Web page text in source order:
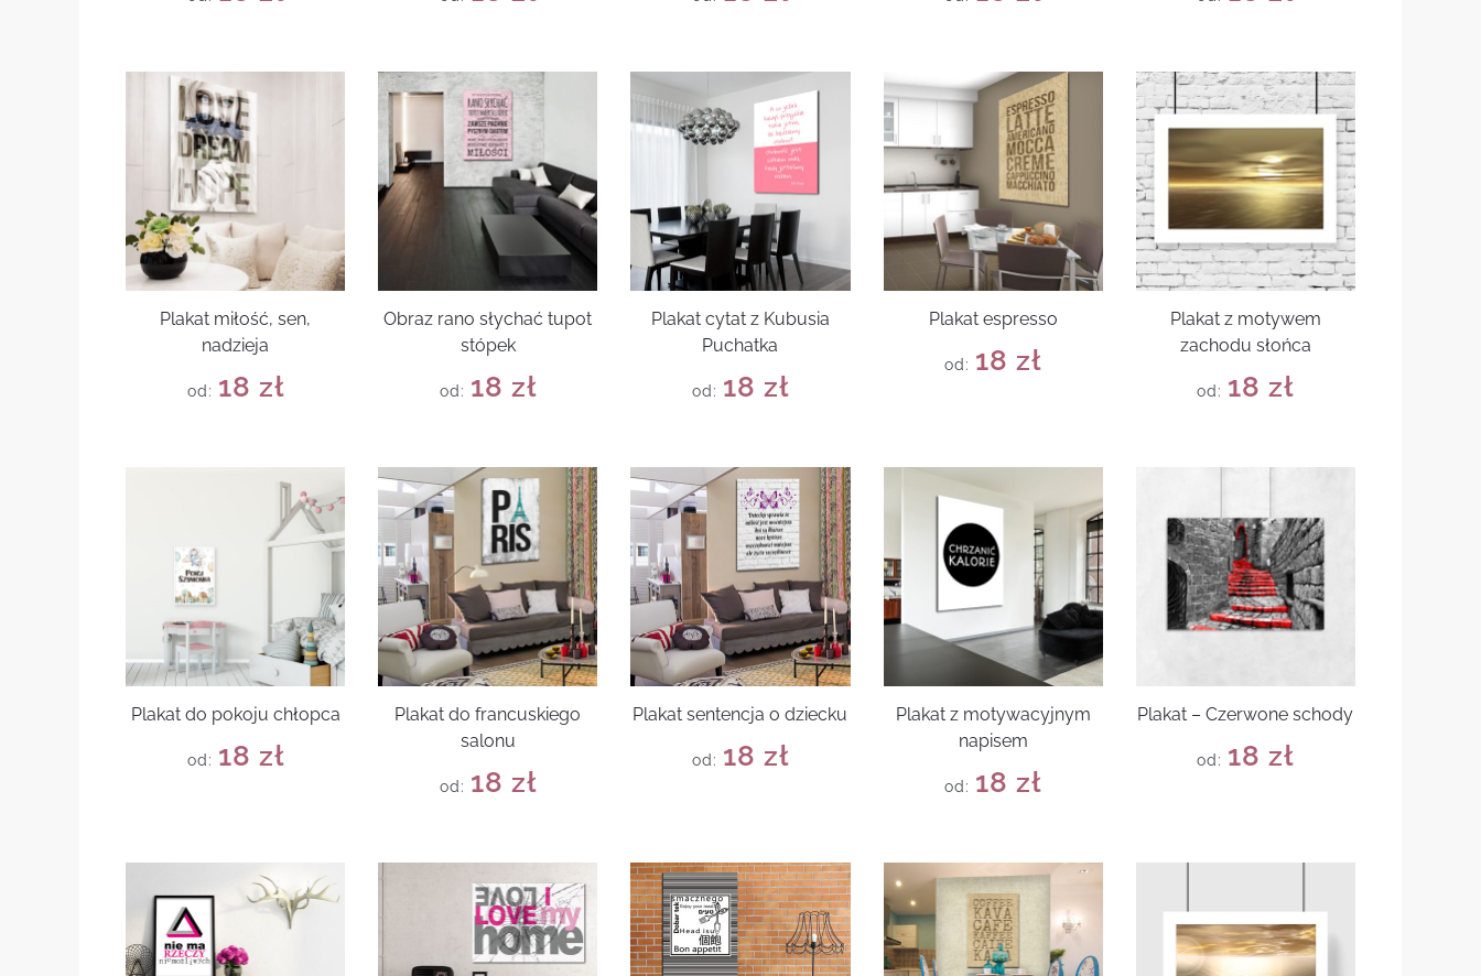
Plakat miłość, sen,
nadzieja
od: 18 zł
Obraz rano słychać tupot
stópek
od: 18 zł
Plakat cytat z Kubusia
Puchatka
od: 18 zł
Plakat espresso
od: 18zł
Plakat z motywem
zachodu słońca
od: 18zł
Plakat do pokoju chłopca
od: 18 zł
Plakat do francuskiego
salonu
od: 18 zł
Plakat sentencja o dziecku
od: 18 zł
Plakat z motywacyjnym
napisem
od: 18zł
Plakat – Czerwone schody
od: 18zł